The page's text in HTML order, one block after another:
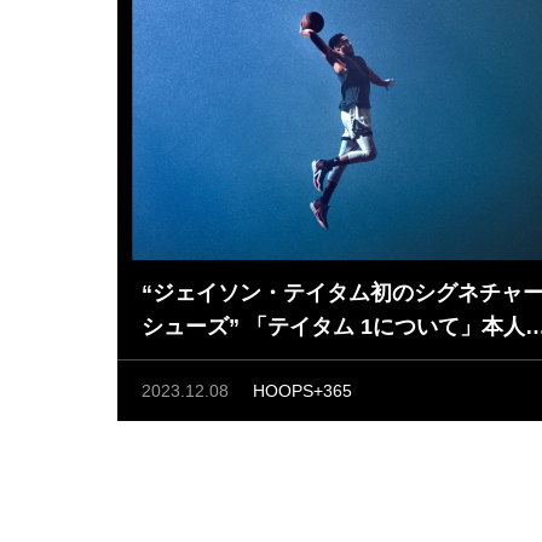
“ジェイソン・テイタム初のシグネチャ
シューズ” 「テイタム 1について」本人
メント
2023.12.08 HOOPS+365